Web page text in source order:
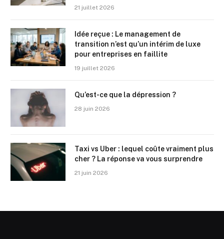
21 juillet 2026
Idée reçue : Le management de
transition n’est qu’un intérim de luxe
pour entreprises en faillite
19 juillet 2026
Qu’est-ce que la dépression ?
28 juin 2026
Taxi vs Uber : lequel coûte vraiment plus
cher ? La réponse va vous surprendre
21 juin 2026